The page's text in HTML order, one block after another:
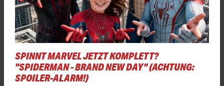
SPINNT MARVEL JETZT KOMPLETT?
"SPIDERMAN - BRAND NEW DAY" (ACHTUNG:
SPOILER-ALARM!)